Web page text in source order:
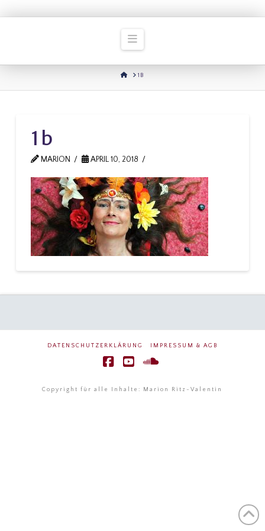
Navigation
HOME
1B
1b
MARION APRIL 10, 2018
DATENSCHUTZERKLÄRUNG IMPRESSUM & AGB
Copyright für alle Inhalte: Marion Ritz-Valentin